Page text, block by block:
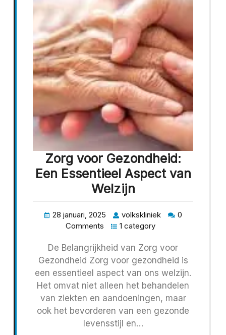
Zorg voor Gezondheid:
Een Essentieel Aspect van
Welzijn
28 januari, 2025 volkskliniek
0
Comments
1 category
De Belangrijkheid van Zorg voor
Gezondheid Zorg voor gezondheid is
een essentieel aspect van ons welzijn.
Het omvat niet alleen het behandelen
van ziekten en aandoeningen, maar
ook het bevorderen van een gezonde
levensstijl en…